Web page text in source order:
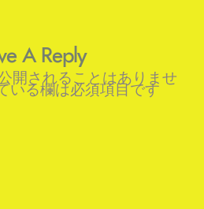
A Reply
開されることはありませ
いる欄は必須項目です